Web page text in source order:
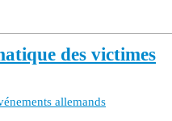
des victimes
allemands